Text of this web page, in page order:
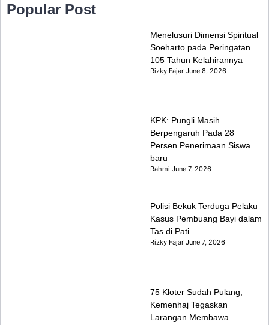
Popular Post
Menelusuri Dimensi Spiritual
Soeharto pada Peringatan
105 Tahun Kelahirannya
Rizky FajarJune 8, 2026
KPK: Pungli Masih
Berpengaruh Pada 28
Persen Penerimaan Siswa
baru
RahmiJune 7, 2026
Polisi Bekuk Terduga Pelaku
Kasus Pembuang Bayi dalam
Tas di Pati
Rizky FajarJune 7, 2026
75 Kloter Sudah Pulang,
Kemenhaj Tegaskan
Larangan Membawa